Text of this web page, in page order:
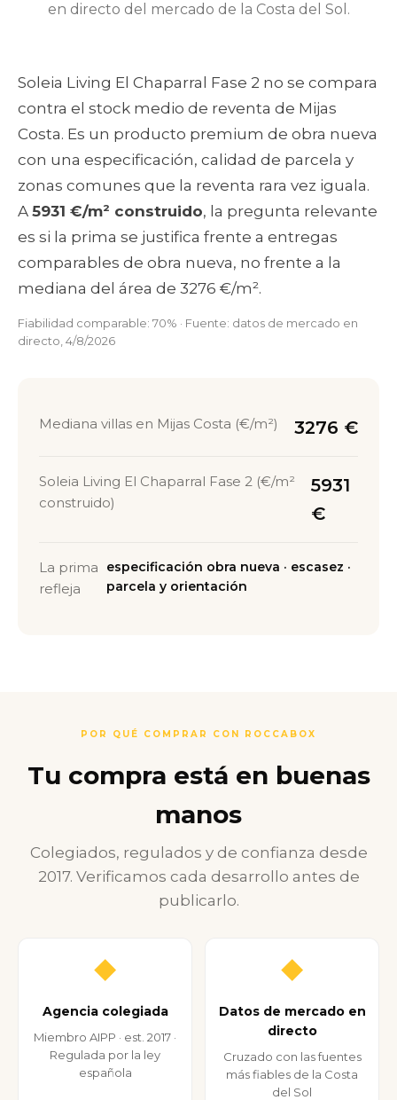
en directo del mercado de la Costa del Sol.
Soleia Living El Chaparral Fase 2 no se compara
contra el stock medio de reventa de Mijas
Costa. Es un producto premium de obra nueva
con una especificación, calidad de parcela y
zonas comunes que la reventa rara vez iguala.
A 5931 €/m² construido, la pregunta relevante
es si la prima se justifica frente a entregas
comparables de obra nueva, no frente a la
mediana del área de 3276 €/m².
Fiabilidad comparable: 70% · Fuente: datos de mercado en
directo, 4/8/2026
Mediana villas en Mijas Costa (€/m²) 3276 €
Soleia Living El Chaparral Fase 2 (€/m²
construido)
5931
€
La prima
refleja
especificación obra nueva · escasez ·
parcela y orientación
POR QUÉ COMPRAR CON ROCCABOX
Tu compra está en buenas
manos
Colegiados, regulados y de confianza desde
2017. Verificamos cada desarrollo antes de
publicarlo.
◆
Agencia colegiada
Miembro AIPP · est. 2017 ·
Regulada por la ley
española
◆
Datos de mercado en
directo
Cruzado con las fuentes
más fiables de la Costa
del Sol